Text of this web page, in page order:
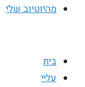
מהיוטיוב שלי
בית
עליי